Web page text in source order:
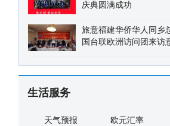
庆典圆满成功
旅意福建华侨华人同乡
国台联欧洲访问团来访
生活服务
天气预报 欧元汇率